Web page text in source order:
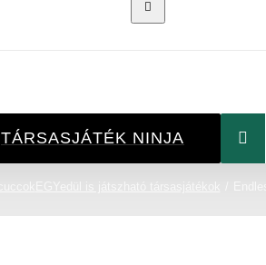
TÁRSASJÁTÉK NINJA